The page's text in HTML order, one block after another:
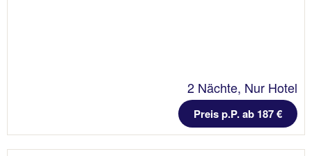
2 Nächte, Nur Hotel
Preis p.P. ab 187 €